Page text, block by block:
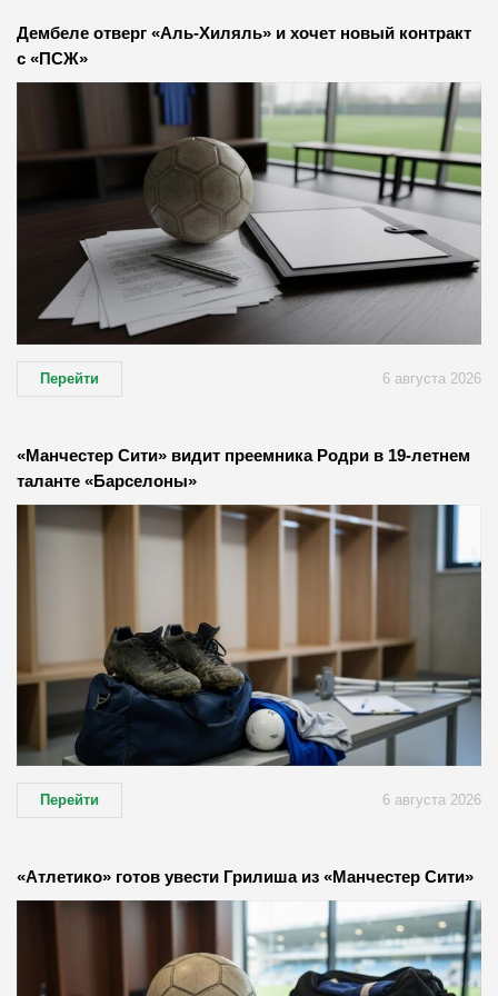
Дембеле отверг «Аль-Хиляль» и хочет новый контракт
с «ПСЖ»
Перейти 6 августа 2026
«Манчестер Сити» видит преемника Родри в 19-летнем
таланте «Барселоны»
Перейти 6 августа 2026
«Атлетико» готов увести Грилиша из «Манчестер Сити»